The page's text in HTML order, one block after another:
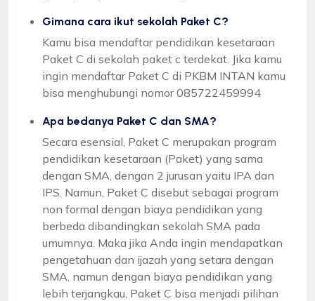
Gimana cara ikut sekolah Paket C?
Kamu bisa mendaftar pendidikan kesetaraan
Paket C di sekolah paket c terdekat. Jika kamu
ingin mendaftar Paket C di PKBM INTAN kamu
bisa menghubungi nomor 085722459994
Apa bedanya Paket C dan SMA?
Secara esensial, Paket C merupakan program
pendidikan kesetaraan (Paket) yang sama
dengan SMA, dengan 2 jurusan yaitu IPA dan
IPS. Namun, Paket C disebut sebagai program
non formal dengan biaya pendidikan yang
berbeda dibandingkan sekolah SMA pada
umumnya. Maka jika Anda ingin mendapatkan
pengetahuan dan ijazah yang setara dengan
SMA, namun dengan biaya pendidikan yang
lebih terjangkau, Paket C bisa menjadi pilihan